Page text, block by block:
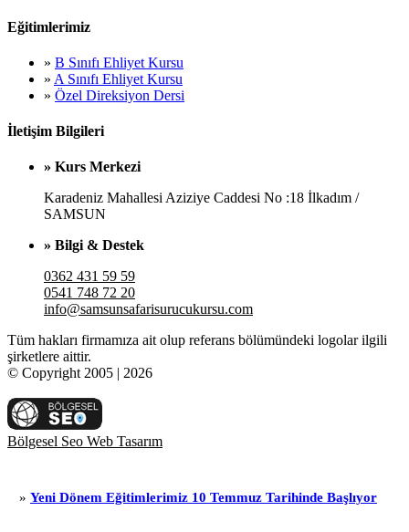
Eğitimlerimiz
» B Sınıfı Ehliyet Kursu
» A Sınıfı Ehliyet Kursu
» Özel Direksiyon Dersi
İletişim Bilgileri
» Kurs Merkezi
Karadeniz Mahallesi Aziziye Caddesi No :18 İlkadım /
SAMSUN
» Bilgi & Destek
0362 431 59 59
0541 748 72 20
info@samsunsafarisurucukursu.com
Tüm hakları firmamıza ait olup referans bölümündeki logolar ilgili
şirketlere aittir.
© Copyright 2005 | 2026
Bölgesel Seo Web Tasarım
Dönem Eğitimlerimiz 10 Temmuz Tarihinde Başlıyor